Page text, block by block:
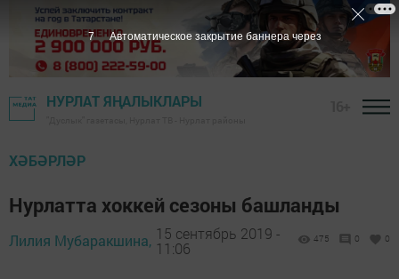
НУРЛАТ ЯҢАЛЫКЛАРЫ
ХӘБӘРЛӘР
Нурлатта хоккей сезоны башланды
Лилия Мубаракшина, 15 сентябрь 2019 -
11:06
475 0 0
6 Автоматическое закрытие баннера через